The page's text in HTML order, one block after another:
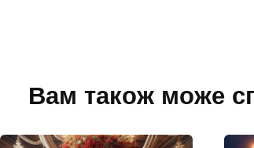
Вам також може